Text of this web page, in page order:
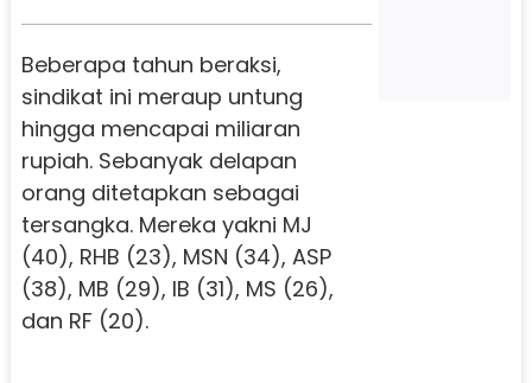
Beberapa tahun beraksi,
sindikat ini meraup untung
hingga mencapai miliaran
rupiah. Sebanyak delapan
orang ditetapkan sebagai
tersangka. Mereka yakni MJ
(40), RHB (23), MSN (34), ASP
(38), MB (29), IB (31), MS (26),
dan RF (20).